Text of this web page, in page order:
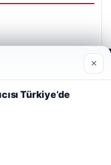
anlayabilmek,
amacıyla çerezler
×
Türkiye’de